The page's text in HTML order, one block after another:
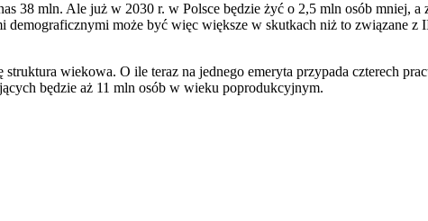
38 mln. Ale już w 2030 r. w Polsce będzie żyć o 2,5 mln osób mniej,
demograficznymi może być więc większe w skutkach niż to związane
wiekowa. O ile teraz na jednego emeryta przypada czterech
będzie aż 11 mln osób w wieku poprodukcyjnym.